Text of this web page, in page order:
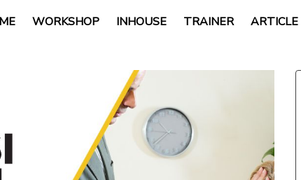
WORKSHOP INHOUSE TRAINER ARTICLE